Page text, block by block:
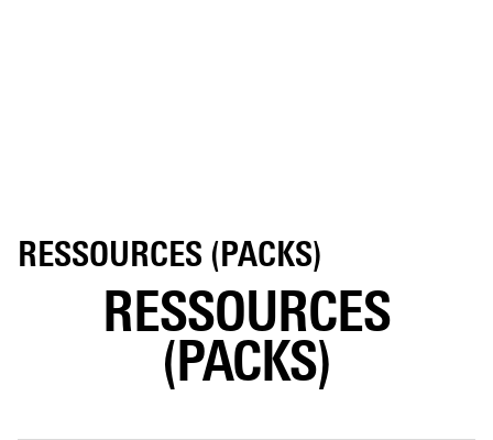
RESSOURCES (PACKS)
RESSOURCES
(PACKS)